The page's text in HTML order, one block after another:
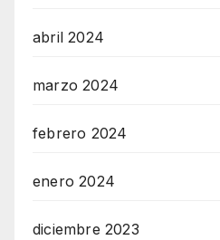
abril 2024
marzo 2024
febrero 2024
enero 2024
diciembre 2023